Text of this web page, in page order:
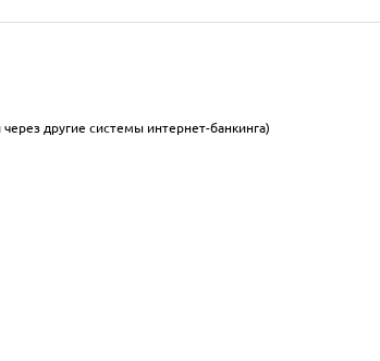
другие системы интернет-банкинга)